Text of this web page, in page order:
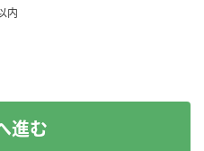
内
進む